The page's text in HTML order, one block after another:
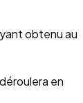
obtenu au
en